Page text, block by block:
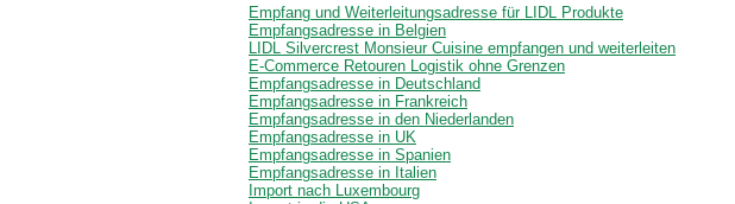
Empfang und Weiterleitungsadresse für LIDL Produkte
Empfangsadresse in Belgien
LIDL Silvercrest Monsieur Cuisine empfangen und weiterleiten
E-Commerce Retouren Logistik ohne Grenzen
Empfangsadresse in Deutschland
Empfangsadresse in Frankreich
Empfangsadresse in den Niederlanden
Empfangsadresse in UK
Empfangsadresse in Spanien
Empfangsadresse in Italien
Import nach Luxembourg